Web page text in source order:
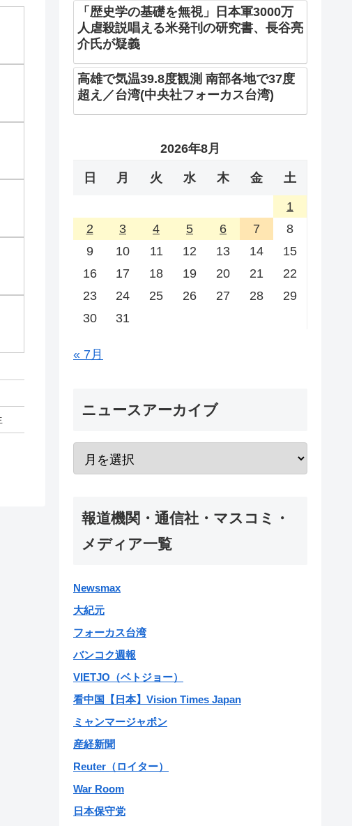
「歴史学の基礎を無視」日本軍3000万
人虐殺説唱える米発刊の研究書、長谷亮
介氏が疑義
高雄で気温39.8度観測 南部各地で37度
超え／台湾(中央社フォーカス台湾)
2026年8月
日 月 火 水 木 金 土
1
2
3 4 5 6 7
8
9
10 11 12 13 14
15
16
17 18 19 20 21
22
23
24 25 26 27 28
29
30
31
« 7月
ニュースアーカイブ
報道機関・通信社・マスコミ・
メディア一覧
Newsmax
大紀元
フォーカス台湾
バンコク週報
VIETJO（ベトジョー）
看中国【日本】Vision Times Japan
ミャンマージャポン
産経新聞
Reuter（ロイター）
War Room
日本保守党